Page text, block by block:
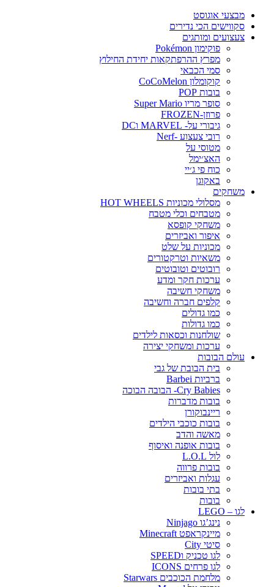
מבצעי אוגוסט
סקווישים הכי נדירים
צעצועים ומותגים
פוקימון Pokémon
מפרץ ההרפתקאות יחידת החילוץ
סמי הכבאי
קוקומלון CoCoMelon
בובות POP
סופר מריו Super Mario
פרוזן-FROZEN
גיבורי על- MARVEL וDC
רובי צעצוע -Nerf
מטוסי על
האצ׳ימל
כוח פי ג׳יי
באקוגן
משחקים
מסלולי מכוניות HOT WHEELS
מטבחים וכלי מטבח
משחקי קופסא
איפור ואביזרים
מכוניות על שלט
משאיות וטרקטורים
רובוטים וטובוטים
ערכות חקר ומדע
משחקי חשיבה
קלפים חברה וחשיבה
כמו גדולים
כמו גדולות
שולחנות וכסאות לילדים
ערכות ומשחקי יצירה
עולם הבובות
בית הבובת של גבי
ברביות Barbei
Cry Babies- הבובה הבוכה
בובות מדברות
ריינבוקורן
בובות כוכבי הילדים
מאשה והדב
בובות אופנה ואיסוף
לול L.O.L
בובות פרווה
עגלות ואביזרים
בתי בובות
בובות
לגו – LEGO
נינג’גו Ninjago
מיינקראפט Minecraft
סיטי City
לגו טכניק וSPEED
לגו פרחים ICONS
מלחמת הכוכבים Starwars